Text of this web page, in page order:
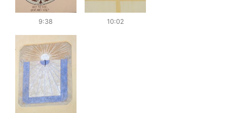
9:38 10:02